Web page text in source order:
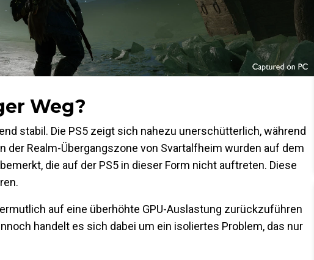
Weg?
stabil. Die PS5 zeigt sich nahezu unerschütterlich, während
Realm-Übergangszone von Svartalfheim wurden auf dem
die auf der PS5 in dieser Form nicht auftreten. Diese
auf eine überhöhte GPU-Auslastung zurückzuführen
handelt es sich dabei um ein isoliertes Problem, das nur